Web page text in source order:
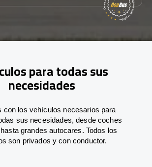
para todas sus
necesidades
con los vehículos necesarios para
sus necesidades, desde coches
grandes autocares. Todos los
son privados y con conductor.